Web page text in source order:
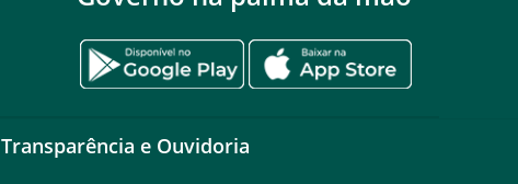
Transparência e Ouvidoria